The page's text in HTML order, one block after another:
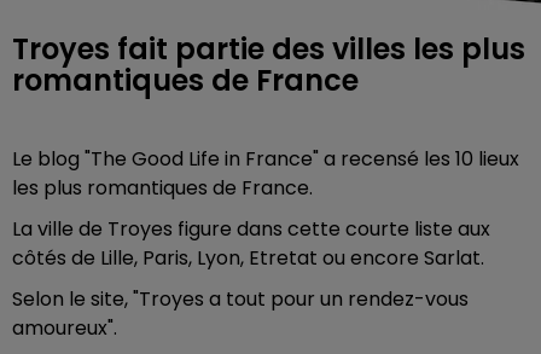
Troyes fait partie des villes les plus
romantiques de France
Le blog "The Good Life in France" a recensé les 10 lieux
les plus romantiques de France.
La ville de Troyes figure dans cette courte liste aux
côtés de Lille, Paris, Lyon, Etretat ou encore Sarlat.
Selon le site, "Troyes a tout pour un rendez-vous
amoureux".